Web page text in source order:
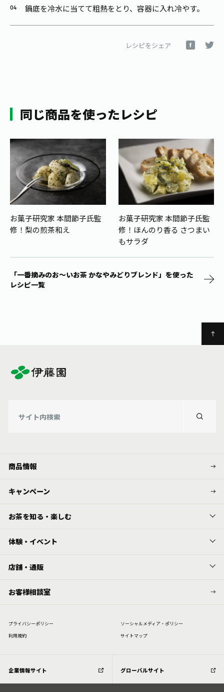
鍋底を冷水に当てて粗熱をとり、容器に入れ冷やす。
レシピをシェア
同じ商品を使ったレシピ
お菓子研究家 本間節子氏監
修！梨の煎茶和え
お菓子研究家 本間節子氏監
修！ほんのり香る さつまい
もサラダ
「一番摘みのお～いお茶 かなやみどりブレンド」を使った
レシピ一覧
商品情報
キャンペーン
お茶を知る・楽しむ
体験・イベント
店舗・通販
お客様相談室
プライバシーポリシー
ソーシャルメディア・ポリシー
利⽤規約
サイトマップ
企業情報サイト グローバルサイト